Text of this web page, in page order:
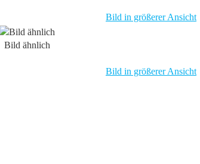
Bild in größerer Ansicht
Bild ähnlich
Bild in größerer Ansicht